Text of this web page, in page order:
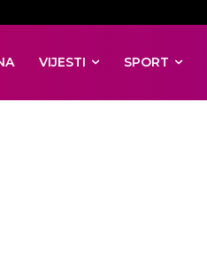
VIJESTI SPORT